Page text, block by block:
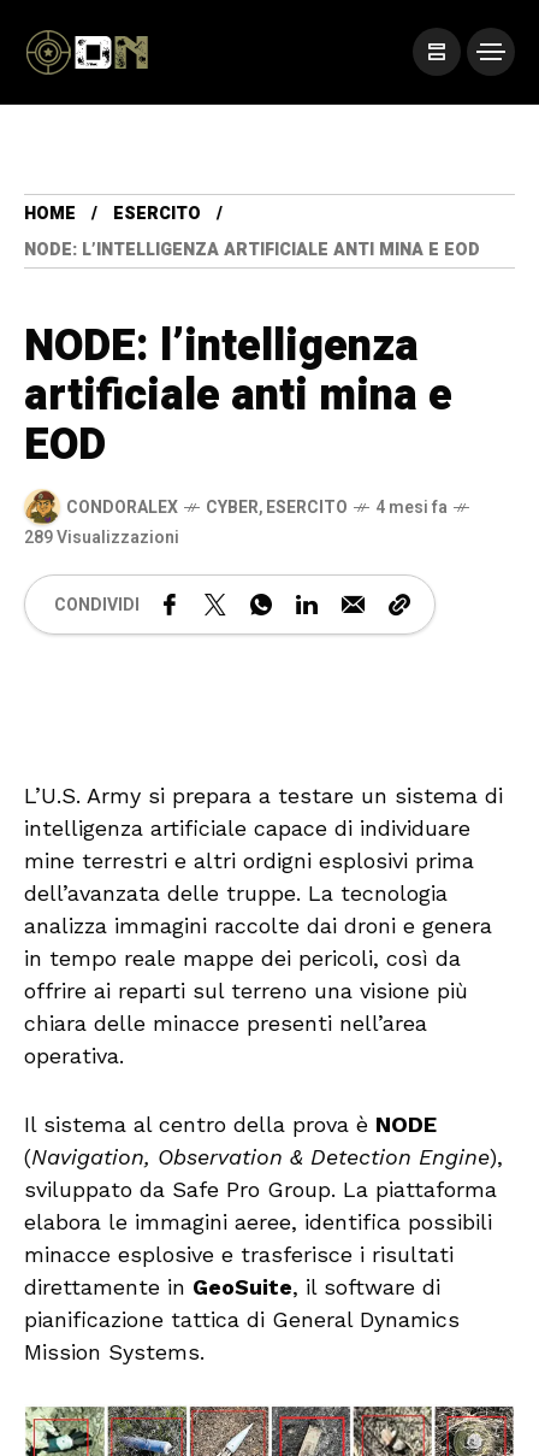
HOME
ESERCITO
NODE: L’INTELLIGENZA ARTIFICIALE ANTI MINA E EOD
NODE: l’intelligenza
artificiale anti mina e
EOD
CONDORALEX CYBER,ESERCITO
4 mesi fa
289 Visualizzazioni
CONDIVIDI
L’U.S. Army si prepara a testare un sistema di
intelligenza artificiale capace di individuare
mine terrestri e altri ordigni esplosivi prima
dell’avanzata delle truppe. La tecnologia
analizza immagini raccolte dai droni e genera
in tempo reale mappe dei pericoli, così da
offrire ai reparti sul terreno una visione più
chiara delle minacce presenti nell’area
operativa.
Il sistema al centro della prova è NODE
(Navigation, Observation & Detection Engine),
sviluppato da Safe Pro Group. La piattaforma
elabora le immagini aeree, identifica possibili
minacce esplosive e trasferisce i risultati
direttamente in GeoSuite, il software di
pianificazione tattica di General Dynamics
Mission Systems.